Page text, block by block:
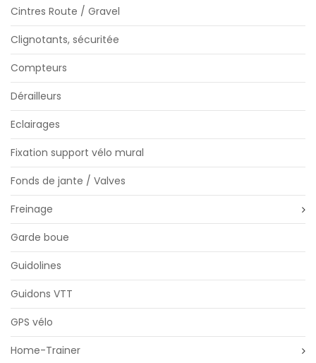
Cintres Route / Gravel
Clignotants, sécuritée
Compteurs
Dérailleurs
Eclairages
Fixation support vélo mural
Fonds de jante / Valves
Freinage
Garde boue
Guidolines
Guidons VTT
GPS vélo
Home-Trainer